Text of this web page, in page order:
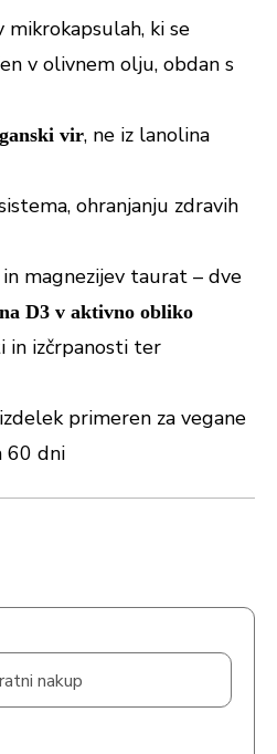
mikrokapsulah, ki se
v olivnem olju, obdan s
vir, ne iz lanolina
ohranjanju zdravih
magnezijev taurat – dve
D3 v aktivno obliko
in izčrpanosti ter
primeren za vegane
60 dni
nakup